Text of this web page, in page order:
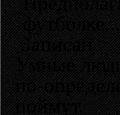
футболке...
Записан
Умные
по-
поймут.